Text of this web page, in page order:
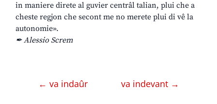
in maniere direte al guvier centrâl talian, plui che a
cheste regjon che secont me no merete plui di vê la
autonomie».
✒ Alessio Screm
← va indaûr va indevant →